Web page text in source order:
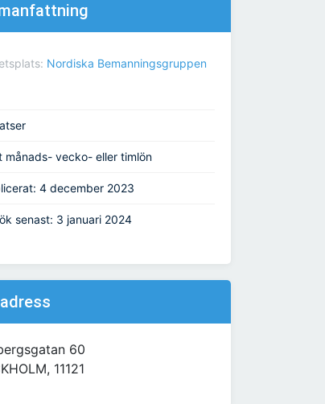
Nordiska Bemanningsgruppen
månads- vecko- eller timlön
4 december 2023
senast: 3 januari 2024
60
11121